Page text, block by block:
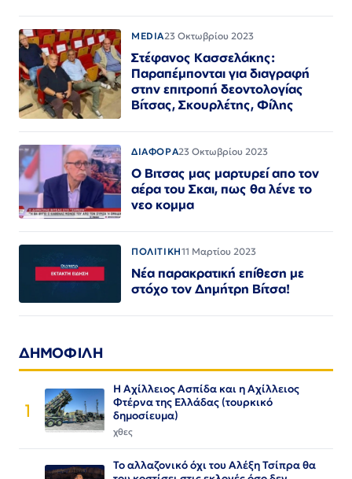
MEDIA23 Οκτωβρίου 2023
Στέφανος Κασσελάκης:
Παραπέμπονται για διαγραφή
στην επιτροπή δεοντολογίας
Βίτσας, Σκουρλέτης, Φίλης
ΔΙΑΦΟΡΑ23 Οκτωβρίου 2023
Ο Βιτσας μας μαρτυρεί απο τον
αέρα του Σκαι, πως θα λένε το
νεο κομμα
ΠΟΛΙΤΙΚΗ11 Μαρτίου 2023
Νέα παρακρατική επίθεση με
στόχο τον Δημήτρη Βίτσα!
ΔΗΜΟΦΙΛΗ
1
Η Αχίλλειος Ασπίδα και η Αχίλλειος
Φτέρνα της Ελλάδας (τουρκικό
δημοσίευμα)
χθες
Το αλλαζονικό όχι του Αλέξη Τσίπρα θα